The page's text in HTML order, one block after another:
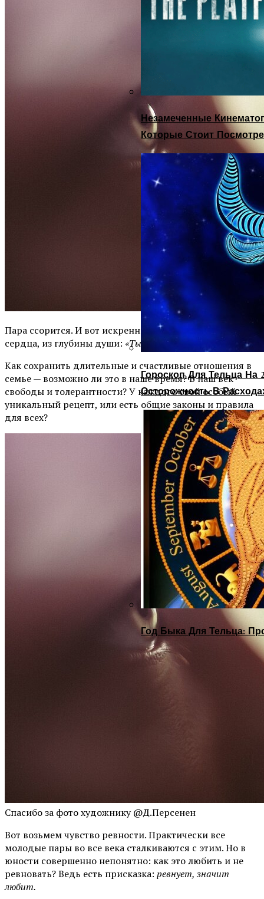
Незамеченные
Которые Стоит
Гороскоп Для Тельца На
Осторожность В
Год Быка Для Тельца:
Пара ссорится. И вот искренний возглас из самого
сердца, из глубины души: «Ты меня совсем не любишь!»
Как сохранить длительные и счастливые отношения в
семье — возможно ли это в наше время? В наш век
свободы и толерантности? У каждого свой особый
уникальный рецепт, или есть общие законы и правила
для всех?
Спасибо за фото художнику @Д.Персенен
Вот возьмем чувство ревности. Практически все
молодые пары во все века сталкиваются с этим. Но в
юности совершенно непонятно: как это любить и не
ревновать? Ведь есть присказка: ревнует, значит
любит.